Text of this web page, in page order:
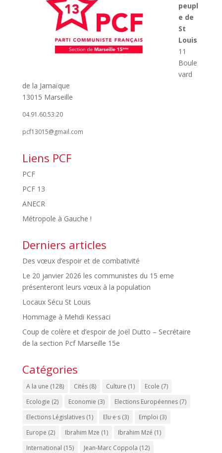
peupl
e de
St
Louis
11
Boule
vard
de la Jamaïque
13015 Marseille
04.91.60.53.20
pcf13015@gmail.com
Liens PCF
PCF
PCF 13
ANECR
Métropole à Gauche !
Derniers articles
Des vœux d’espoir et de combativité
Le 20 janvier 2026 les communistes du 15 eme
présenteront leurs vœux à la population
Locaux Sécu St Louis
Hommage à Mehdi Kessaci
Coup de colère et d’espoir de Joël Dutto – Secrétaire
de la section Pcf Marseille 15e
Catégories
A la une (128) Cités(8) Culture (1) Ecole (7)
Ecologie (2) Economie (3) Elections Européennes(7)
Elections Législatives(1) Elu·e·s(3) Emploi (3)
Europe (2) Ibrahim Mze (1) Ibrahim Mzé (1)
International (15) Jean-Marc Coppola (12)